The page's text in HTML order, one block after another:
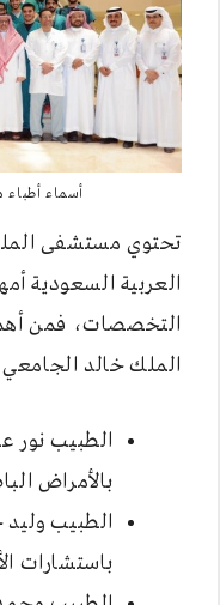
أسماء
تحتوي مستشفى
العربية السعودية
التخصصات، فمن
الملك خالد
الطبيب نور
بالأمراض
الطبيب
باستشارات